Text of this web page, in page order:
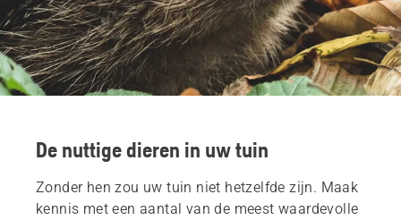
De nuttige dieren in uw tuin
Zonder hen zou uw tuin niet hetzelfde zijn. Maak
kennis met een aantal van de meest waardevolle